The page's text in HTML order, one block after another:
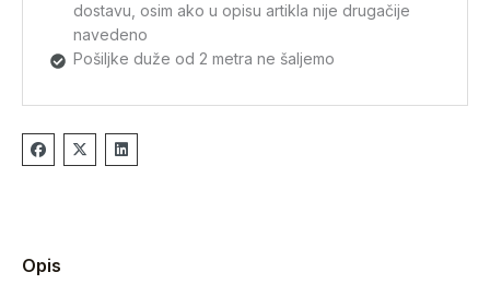
dostavu, osim ako u opisu artikla nije drugačije
navedeno
Pošiljke duže od 2 metra ne šaljemo
Opis